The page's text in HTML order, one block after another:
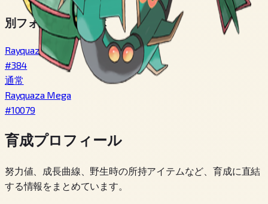
別フォルム・別個体
Rayquaza
#384
通常
Rayquaza Mega
#10079
育成プロフィール
努力値、成長曲線、野生時の所持アイテムなど、育成に直結
する情報をまとめています。